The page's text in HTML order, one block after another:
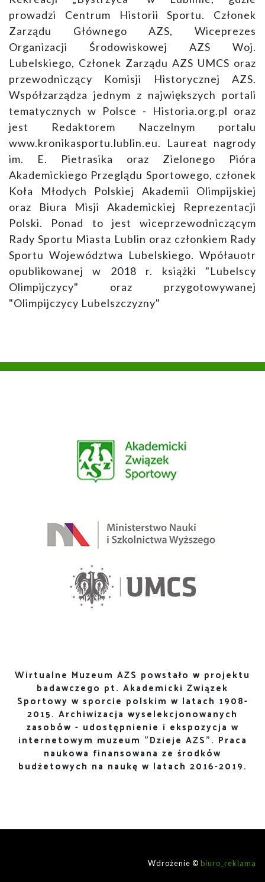
prowadzi Centrum Historii Sportu. Członek
Zarządu Głównego AZS, Wiceprezes
Organizacji Środowiskowej AZS Woj.
Lubelskiego, Członek Zarządu AZS UMCS oraz
przewodniczący Komisji Historycznej AZS.
Współzarządza jednym z największych portali
tematycznych w Polsce - Historia.org.pl oraz
jest Redaktorem Naczelnym portalu
www.kronikasportu.lublin.eu. Laureat nagrody
im. E. Pietrasika oraz Zielonego Pióra
Akademickiego Przeglądu Sportowego, członek
Koła Młodych Polskiej Akademii Olimpijskiej
oraz Biura Misji Akademickiej Reprezentacji
Polski. Ponad to jest wiceprzewodniczącym
Rady Sportu Miasta Lublin oraz członkiem Rady
Sportu Województwa Lubelskiego. Wpółauotr
opublikowanej w 2018 r. książki "Lubelscy
Olimpijczycy" oraz przygotowywanej
"Olimpijczycy Lubelszczyzny"
Wirtualne Muzeum AZS powstało w projektu
badawczego pt. Akademicki Związek
Sportowy w sporcie polskim w latach 1908-
2015. Archiwizacja wyselekcjonowanych
zasobów - udostępnienie i ekspozycja w
internetowym muzeum "Dzieje AZS". Praca
naukowa finansowana ze środków
budżetowych na naukę w latach 2016-2019.
Wdrożenie © biuro_reklama